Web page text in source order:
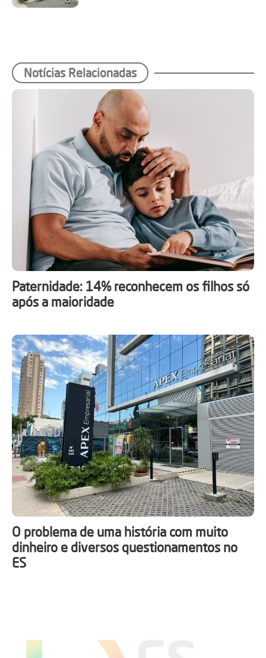
Notícias Relacionadas
Paternidade: 14% reconhecem os filhos só
após a maioridade
O problema de uma história com muito
dinheiro e diversos questionamentos no
ES